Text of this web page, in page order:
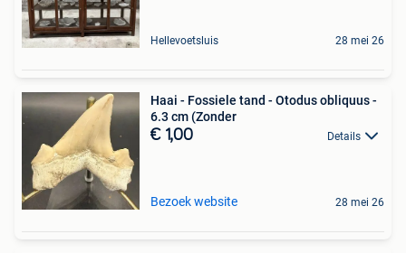
Hellevoetsluis 28 mei 26
Haai - Fossiele tand - Otodus obliquus -
6.3 cm (Zonder
€ 1,00 Details
Bezoek website 28 mei 26